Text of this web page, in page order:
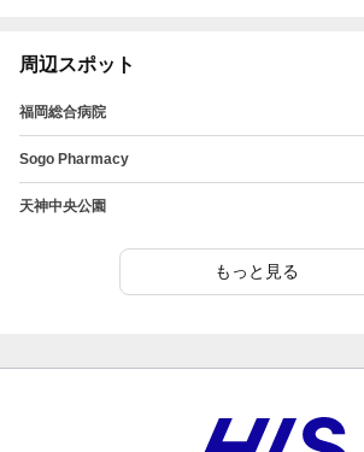
周辺スポット
福岡総合病院
Sogo Pharmacy
天神中央公園
もっと見る